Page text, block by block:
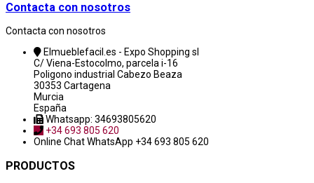
Contacta con nosotros
Contacta con nosotros
Elmueblefacil.es - Expo Shopping sl
C/ Viena-Estocolmo, parcela i-16
Poligono industrial Cabezo Beaza
30353 Cartagena
Murcia
España
Whatsapp: 34693805620
+34 693 805 620
Online ChatWhatsApp +34 693 805 620
PRODUCTOS